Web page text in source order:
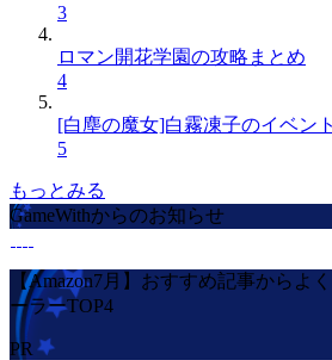
3
ロマン開花学園の攻略まとめ
4
[白塵の魔女]白霧凍子のイベン
5
もっとみる
GameWithからのお知らせ
【Amazon7月】おすすめ記事からよ
ーラーTOP4
PR